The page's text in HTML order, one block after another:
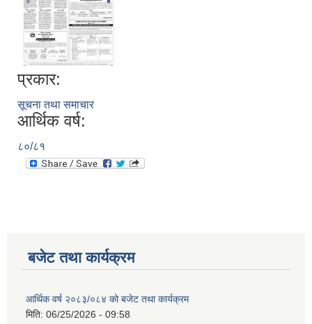
प्रकार:
सूचना तथा समाचार
आर्थिक वर्ष:
८०/८१
बजेट तथा कार्यक्रम
आर्थिक वर्ष २०८३/०८४ को बजेट तथा कार्यक्रम
मिति: 06/25/2026 - 09:58